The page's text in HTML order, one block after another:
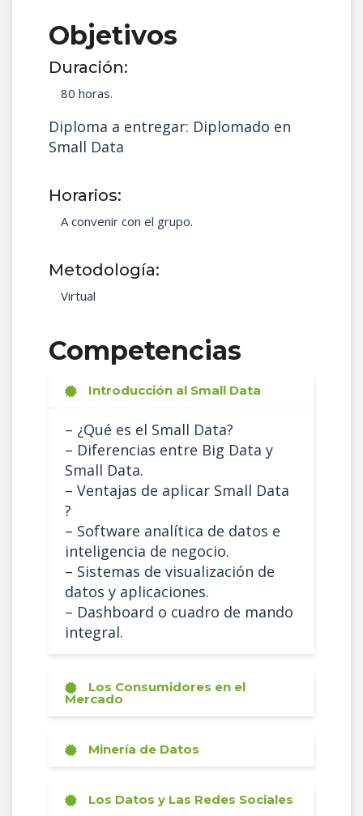
Objetivos
Duración:
80 horas.
Diploma a entregar: Diplomado en
Small Data
Horarios:
A convenir con el grupo.
Metodología:
Virtual
Competencias
Introducción al Small Data
– ¿Qué es el Small Data?
– Diferencias entre Big Data y
Small Data.
– Ventajas de aplicar Small Data
?
– Software analítica de datos e
inteligencia de negocio.
– Sistemas de visualización de
datos y aplicaciones.
– Dashboard o cuadro de mando
integral.
Los Consumidores en el
Mercado
Minería de Datos
Los Datos y Las Redes Sociales